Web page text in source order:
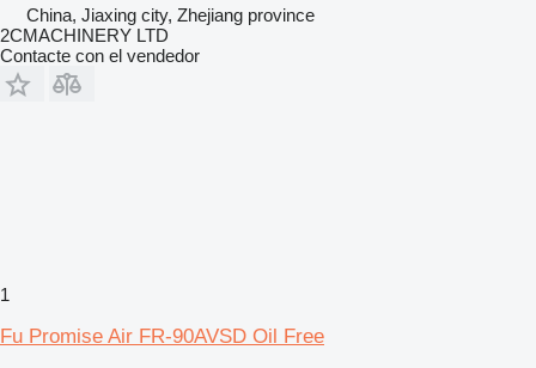
China, Jiaxing city, Zhejiang province
2CMACHINERY LTD
Contacte con el vendedor
1
Fu Promise Air FR-90AVSD Oil Free